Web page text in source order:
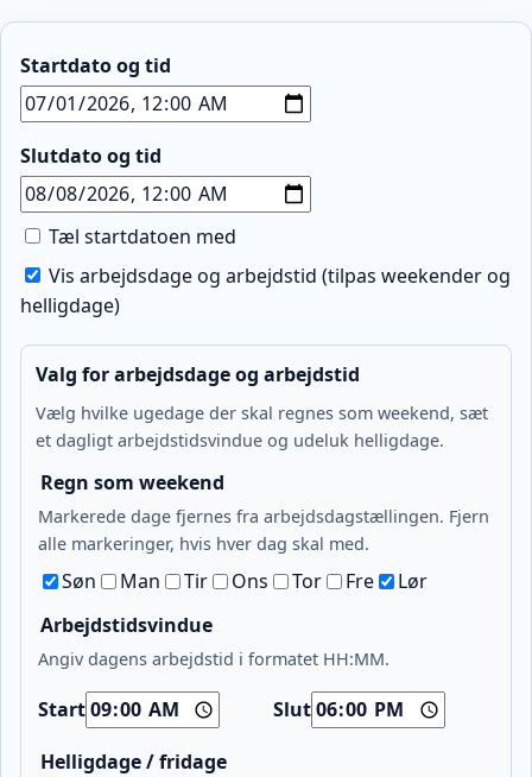
Startdato og tid
Slutdato og tid
Tæl startdatoen med
Vis arbejdsdage og arbejdstid (tilpas weekender og
helligdage)
Valg for arbejdsdage og arbejdstid
Vælg hvilke ugedage der skal regnes som weekend, sæt
et dagligt arbejdstidsvindue og udeluk helligdage.
Regn som weekend
Markerede dage fjernes fra arbejdsdagstællingen. Fjern
alle markeringer, hvis hver dag skal med.
Søn Man Tir Ons Tor Fre
Lør
Arbejdstidsvindue
Angiv dagens arbejdstid i formatet HH:MM.
Start
Slut
Helligdage / fridage